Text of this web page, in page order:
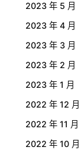
2023 年 5 月
2023 年 4 月
2023 年 3 月
2023 年 2 月
2023 年 1 月
2022 年 12 月
2022 年 11 月
2022 年 10 月